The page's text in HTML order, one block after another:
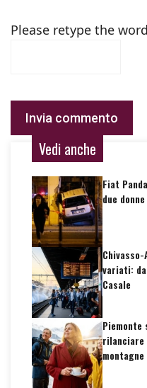
Please retype the word
Vedi anche
Fiat
due
variati:
Casale
rilanciare
montagne